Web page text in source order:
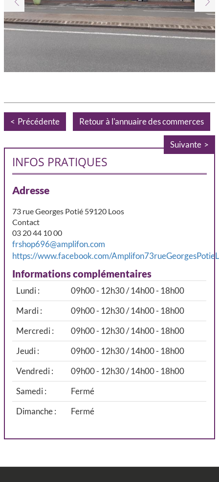
Précédente Retour à l'annuaire des commerces
Suivante
INFOS PRATIQUES
Adresse
73 rue Georges Potié 59120 Loos
Contact
03 20 44 10 00
frshop696@amplifon.com
https://www.facebook.com/
Informations complémentaires
Lundi :
09h00 - 12h30 / 14h00 - 18h00
Mardi :
09h00 - 12h30 / 14h00 - 18h00
Mercredi :
09h00 - 12h30 / 14h00 - 18h00
Jeudi :
09h00 - 12h30 / 14h00 - 18h00
Vendredi :
09h00 - 12h30 / 14h00 - 18h00
Samedi :
Fermé
Dimanche :
Fermé